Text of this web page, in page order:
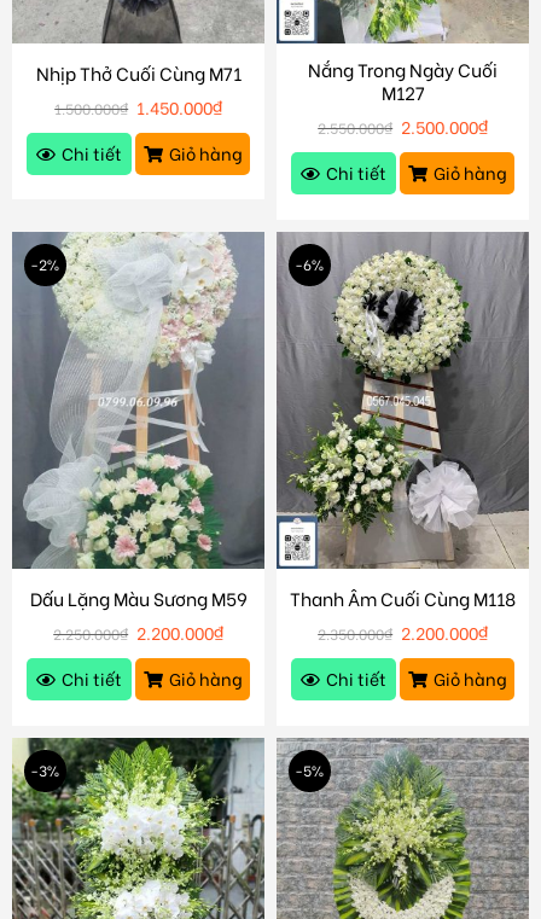
Nhịp Thở Cuối Cùng M71
1.500.000₫ 1.450.000₫
Chi tiết
Giỏ hàng
Nắng Trong Ngày Cuối
M127
2.550.000₫ 2.500.000₫
Chi tiết
Giỏ hàng
-2%
Dấu Lặng Màu Sương M59
2.250.000₫ 2.200.000₫
Chi tiết
Giỏ hàng
-6%
Thanh Âm Cuối Cùng M118
2.350.000₫ 2.200.000₫
Chi tiết
Giỏ hàng
-3% -5%